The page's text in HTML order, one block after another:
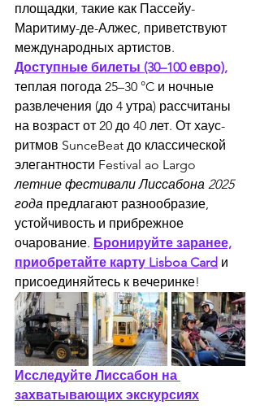
площадки, такие как Пассейу-
Маритиму-де-Алжес, приветствуют
международных артистов.
Доступные билеты (30–100 евро),
теплая погода 25–30 °C и ночные
развлечения (до 4 утра) рассчитаны
на возраст от 20 до 40 лет. От хаус-
ритмов SunceBeat до классической
элегантности Festival ao Largo
летние фестивали Лиссабона 2025
года предлагают разнообразие,
устойчивость и прибрежное
очарование. Бронируйте заранее,
приобретайте карту Lisboa Card и
присоединяйтесь к вечеринке!
Исследуйте Лиссабон на
захватывающих экскурсиях